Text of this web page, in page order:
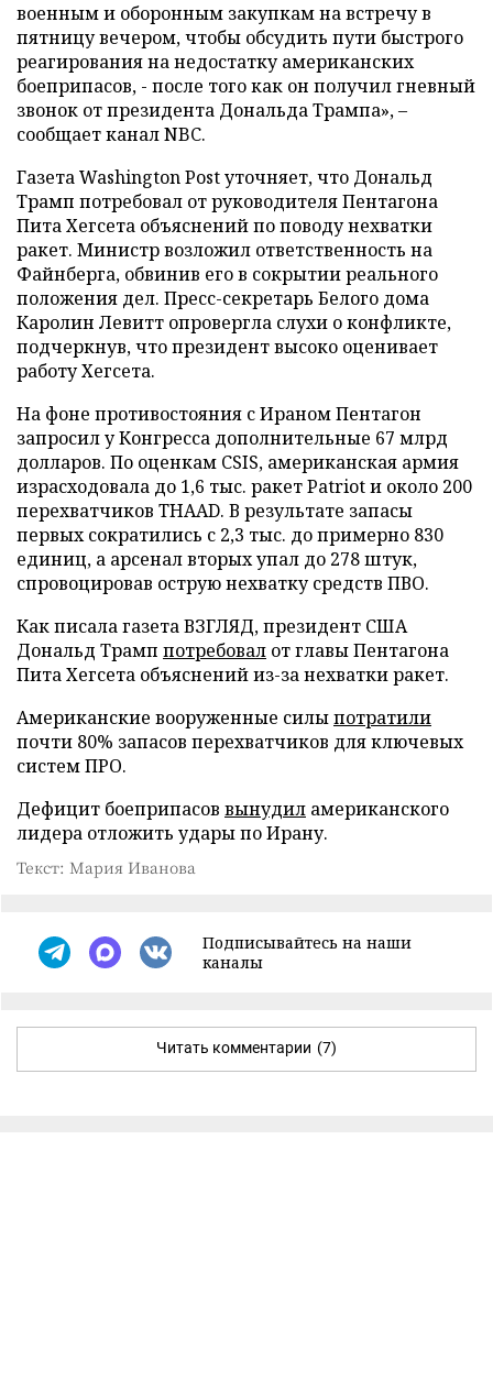
военным и оборонным закупкам на встречу в
пятницу вечером, чтобы обсудить пути быстрого
реагирования на недостатку американских
боеприпасов, - после того как он получил гневный
звонок от президента Дональда Трампа», –
сообщает канал NBC.
Газета Washington Post уточняет, что Дональд
Трамп потребовал от руководителя Пентагона
Пита Хегсета объяснений по поводу нехватки
ракет. Министр возложил ответственность на
Файнберга, обвинив его в сокрытии реального
положения дел. Пресс-секретарь Белого дома
Каролин Левитт опровергла слухи о конфликте,
подчеркнув, что президент высоко оценивает
работу Хегсета.
На фоне противостояния с Ираном Пентагон
запросил у Конгресса дополнительные 67 млрд
долларов. По оценкам CSIS, американская армия
израсходовала до 1,6 тыс. ракет Patriot и около 200
перехватчиков THAAD. В результате запасы
первых сократились с 2,3 тыс. до примерно 830
единиц, а арсенал вторых упал до 278 штук,
спровоцировав острую нехватку средств ПВО.
Как писала газета ВЗГЛЯД, президент США
Дональд Трамп потребовал от главы Пентагона
Пита Хегсета объяснений из-за нехватки ракет.
Американские вооруженные силыпотратили
почти 80% запасов перехватчиков для ключевых
систем ПРО.
Дефицит боеприпасов вынудил американского
лидера отложить удары по Ирану.
Текст: Мария Иванова
Подписывайтесь на наши
каналы
Читать комментарии (7)